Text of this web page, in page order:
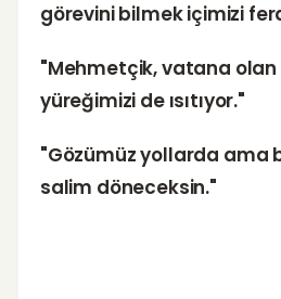
görevini bilmek içimizi
"Mehmetçik, vatana olan
yüreğimizi de ısıtıyor."
"Gözümüz yollarda ama
salim döneceksin."